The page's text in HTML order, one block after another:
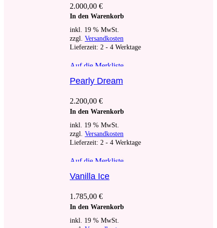
2.000,00 €
In den Warenkorb
inkl. 19 % MwSt.
zzgl. Versandkosten
Lieferzeit: 2 - 4 Werktage
Auf die Merkliste
Pearly Dream
2.200,00 €
In den Warenkorb
inkl. 19 % MwSt.
zzgl. Versandkosten
Lieferzeit: 2 - 4 Werktage
Auf die Merkliste
Vanilla Ice
1.785,00 €
In den Warenkorb
inkl. 19 % MwSt.